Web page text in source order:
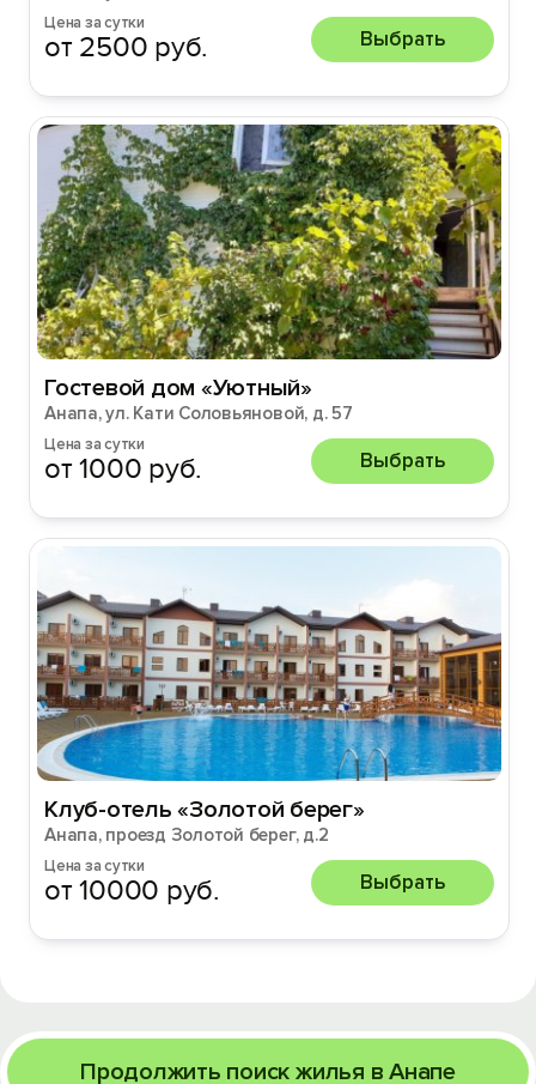
Цена за сутки
от 2500 руб. Выбрать
Гостевой дом «Уютный»
Анапа, ул. Кати Соловьяновой, д. 57
Цена за сутки
от 1000 руб. Выбрать
Клуб-отель «Золотой берег»
Анапа, проезд Золотой берег, д.2
Цена за сутки
от 10000 руб. Выбрать
Продолжить поиск жилья в Анапе